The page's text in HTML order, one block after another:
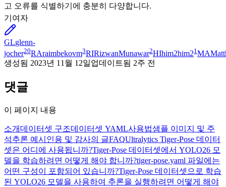
고 오류를 식별하기에 충분히 다양합니다.
기여자
GLglenn-
jocher20RAraimbekovm3RIRizwanMunawar2HIhim2him21 MA
생성됨 2023년 11월 12일업데이트됨 2주 전
댓글
이 페이지 내용
소개데이터셋 구조데이터셋 YAML사용법샘플 이미지 및 주
석추론 예시 인용 및 감사의 글FAQUltralytics Tiger-Pose 데이터
셋은 어디에 사용됩니까?Tiger-Pose 데이터셋에서 YOLO26 모
델을 학습하려면 어떻게 해야 합니까?tiger-pose.yaml 파일에는
어떤 구성이 포함되어 있습니까?Tiger-Pose 데이터셋으로 학습
된 YOLO26 모델을 사용하여 추론을 실행하려면 어떻게 해야